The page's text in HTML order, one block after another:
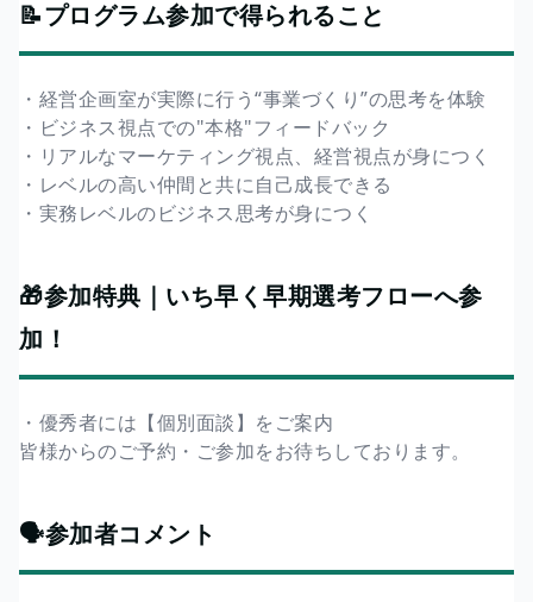
📝プログラム参加で得られること
・経営企画室が実際に行う“事業づくり”の思考を体験
・ビジネス視点での"本格"フィードバック
・リアルなマーケティング視点、経営視点が身につく
・レベルの高い仲間と共に自己成長できる
・実務レベルのビジネス思考が身につく
🎁参加特典｜いち早く早期選考フローへ参
加！
・優秀者には【個別面談】をご案内
皆様からのご予約・ご参加をお待ちしております。
🗣️参加者コメント